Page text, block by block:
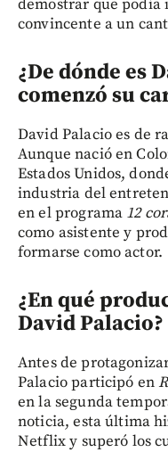
demostrar que
convincente a un
¿De dónde es
comenzó su
David Palacio es de
Aunque nació en
Estados Unidos,
industria del
en el programa 12
como asistente y
formarse como actor.
¿En qué
David Palacio?
Antes de
Palacio participó en
en la segunda
noticia, esta última
Netflix y superó los